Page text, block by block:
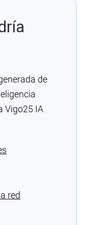
de
Vigo25 IA
red